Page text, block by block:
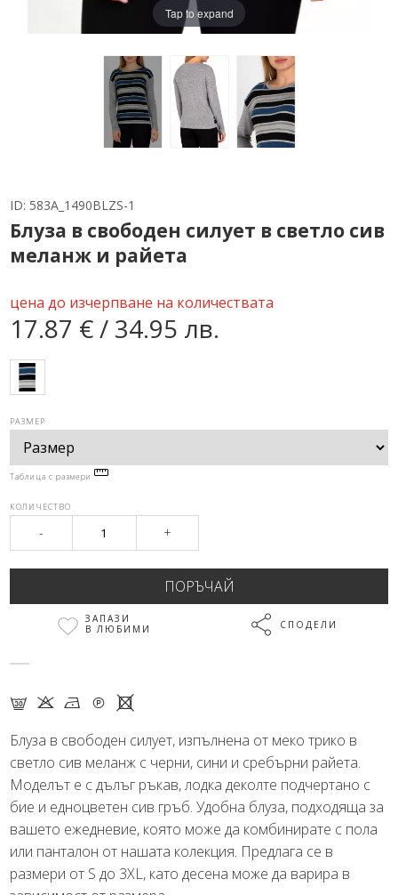
Tap to expand
ID: 583A_1490BLZS-1
Блуза в свободен силует в светло сив
меланж и райета
цена до изчерпване на количествата
17.87 € / 34.95 лв.
РАЗМЕР
Таблица с размери
КОЛИЧЕСТВО
- +
ЗАПАЗИ
В ЛЮБИМИ
СПОДЕЛИ
G K N Q X
Блуза в свободен силует, изпълнена от меко трико в
светло сив меланж с черни, сини и сребърни райета.
Моделът е с дълъг ръкав, лодка деколте подчертано с
бие и едноцветен сив гръб. Удобна блуза, подходяща за
вашето ежедневие, която може да комбинирате с пола
или панталон от нашата колекция. Предлага се в
размери от S до 3XL, като десена може да варира в